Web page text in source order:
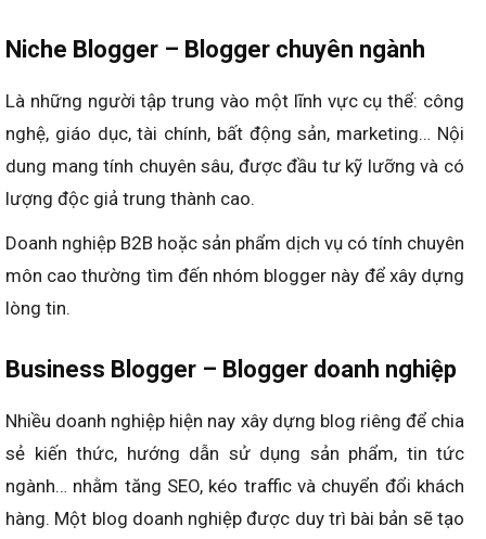
Niche Blogger – Blogger chuyên ngành
Là những người tập trung vào một lĩnh vực cụ thể: công
nghệ, giáo dục, tài chính, bất động sản, marketing… Nội
dung mang tính chuyên sâu, được đầu tư kỹ lưỡng và có
lượng độc giả trung thành cao.
Doanh nghiệp B2B hoặc sản phẩm dịch vụ có tính chuyên
môn cao thường tìm đến nhóm blogger này để xây dựng
lòng tin.
Business Blogger – Blogger doanh nghiệp
Nhiều doanh nghiệp hiện nay xây dựng blog riêng để chia
sẻ kiến thức, hướng dẫn sử dụng sản phẩm, tin tức
ngành… nhằm tăng SEO, kéo traffic và chuyển đổi khách
hàng. Một blog doanh nghiệp được duy trì bài bản sẽ tạo